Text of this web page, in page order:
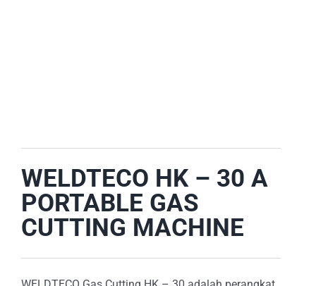
WELDTECO HK – 30 A
PORTABLE GAS
CUTTING MACHINE